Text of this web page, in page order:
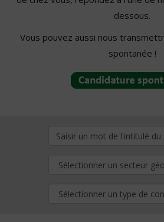
dessous.
Vous pouvez aussi nous
spontanée !